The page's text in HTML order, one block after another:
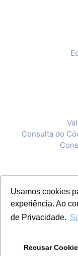
Usamos cookies
experiência. Ao
de Privacidade.
Recusar
Consulta do
CNPJ: 92.238.914/0001-03 -